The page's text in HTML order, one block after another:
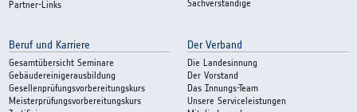
Partner-Links
Sachverständige
Beruf und Karriere
Gesamtübersicht Seminare
Gebäudereinigerausbildung
Gesellenprüfungsvorbereitungskurs
Meisterprüfungsvorbereitungskurs
Der Verband
Die Landesinnung
Der Vorstand
Das Innungs-Team
Unsere Serviceleistungen